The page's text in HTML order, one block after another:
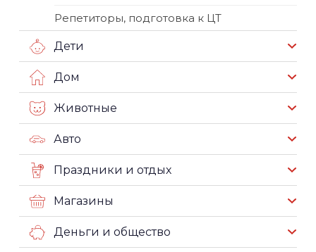
Репетиторы, подготовка к ЦТ
Дети
Дом
Животные
Авто
Праздники и отдых
Магазины
Деньги и общество